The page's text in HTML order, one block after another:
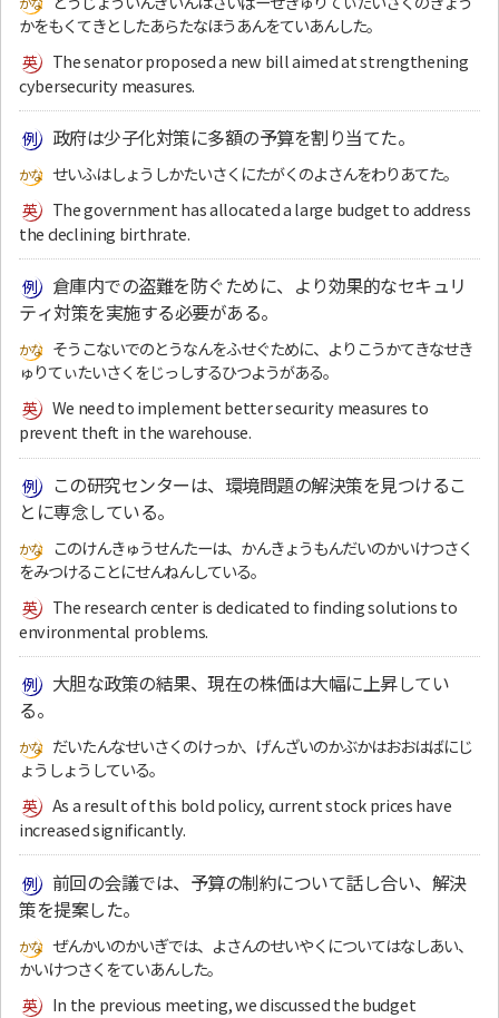
かをもくてきとしたあらたなほうあんをていあんした。
The senator proposed a new bill aimed at strengthening
cybersecurity measures.
政府は少子化対策に多額の予算を割り当てた。
せいふはしょうしかたいさくにたがくのよさんをわりあてた。
The government has allocated a large budget to address
the declining birthrate.
倉庫内での盗難を防ぐために、より効果的なセキュリ
ティ対策を実施する必要がある。
そうこないでのとうなんをふせぐために、よりこうかてきなせき
ゅりてぃたいさくをじっしするひつようがある。
We need to implement better security measures to
prevent theft in the warehouse.
この研究センターは、環境問題の解決策を見つけるこ
とに専念している。
このけんきゅうせんたーは、かんきょうもんだいのかいけつさく
をみつけることにせんねんしている。
The research center is dedicated to finding solutions to
environmental problems.
大胆な政策の結果、現在の株価は大幅に上昇してい
る。
だいたんなせいさくのけっか、げんざいのかぶかはおおはばにじ
ょうしょうしている。
As a result of this bold policy, current stock prices have
increased significantly.
前回の会議では、予算の制約について話し合い、解決
策を提案した。
ぜんかいのかいぎでは、よさんのせいやくについてはなしあい、
かいけつさくをていあんした。
In the previous meeting, we discussed the budget